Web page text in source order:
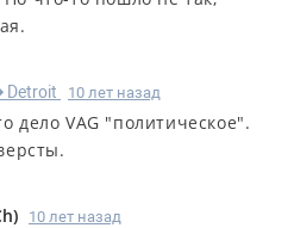
Detroit 10 лет назад
дело VAG "политическое".
) 10 лет назад